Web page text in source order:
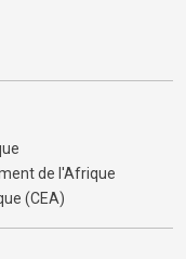
de l'Afrique
(CEA)